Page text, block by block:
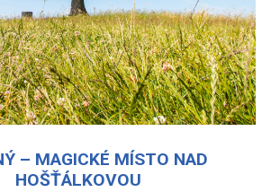
– MAGICKÉ MÍSTO NAD
HOŠŤÁLKOVOU